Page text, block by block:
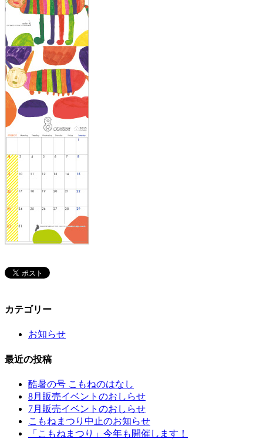
カテゴリー
お知らせ
最近の投稿
酷暑の号 こもねのはなし
8月販売イベントのおしらせ
7月販売イベントのおしらせ
こもねまつり中止のお知らせ
「こもねまつり」今年も開催します！